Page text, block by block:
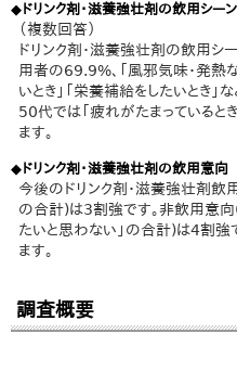
◆ドリンク剤・滋養強壮剤の飲用シーン
（複数回答）
ドリンク剤・滋養強壮剤の飲用シ
用者の69.9%、「風邪気味・発熱
いとき」「栄養補給をしたいとき
50代では「疲れがたまっていると
ます。
◆ドリンク剤・滋養強壮剤の飲用意向
今後のドリンク剤・滋養強壮剤飲
の合計)は3割強です。非飲用意向(
たいと思わない」の合計)は4割強
ます。
調査概要